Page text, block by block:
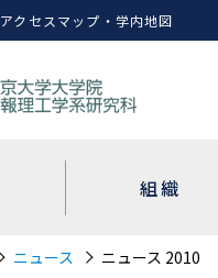
アクセスマップ・学内地図
組織
ニュース ニュース 2010